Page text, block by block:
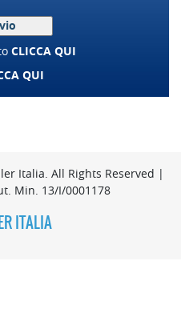
CLICCA QUI
QUI
Italia. All Rights Reserved |
Min. 13/I/0001178
ITALIA